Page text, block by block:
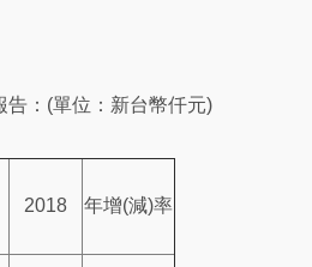
告：(單位：新台幣仟元)
2018 年增(減)率